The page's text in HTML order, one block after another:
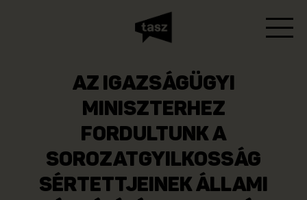
AZ IGAZSÁGÜGYI
MINISZTERHEZ
FORDULTUNK A
SOROZATGYILKOSSÁG
SÉRTETTJEINEK ÁLLAMI